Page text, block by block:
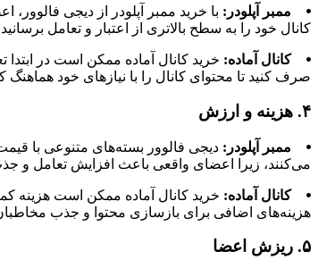
⦁ ممبر آپلودر:
کانال خود را به سطح بالاتری از اعتبار و تعامل
⦁ کانال آماده: خرید کانال آماده ممکن است در ابتدا
صرف کنید تا محتوای کانال را با نیازهای خود هماهنگ
۴. هزینه و ارزش
⦁ ممبر آپلودر: دیجی فالوور بسته‌های متنوعی با
می‌کنند، زیرا اعضای واقعی باعث افزایش تعامل و
⦁ کانال آماده: خرید کانال آماده ممکن است هزینه
هزینه‌های اضافی برای بازسازی محتوا و جذب
۵. ریزش اعضا